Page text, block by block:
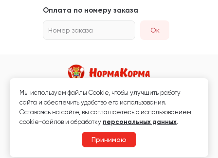
Оплата по номеру заказа
Номер заказа Ок
Магазин кормов для животных и ветаптека
Любая информация, размещённая на сайте, не является публичной
офертой.
Мы используем файлы Сookie, чтобы улучшить работу
сайта и обеспечить удобство его использования.
Оставаясь на сайте, вы соглашаетесь с использованием
cookie-файлов и обработку персональных данных.
Принимаю